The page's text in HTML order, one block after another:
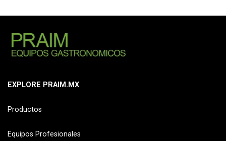
EXPLORE PRAIM.MX
Productos
Equipos Profesionales